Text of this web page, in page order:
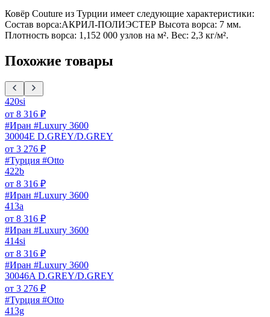
Ковёр Couture из Турции имеет следующие характеристики:
Состав ворса:АКРИЛ-ПОЛИЭСТЕР Высота ворса: 7 мм.
Плотность ворса: 1,152 000 узлов на м². Вес: 2,3 кг/м².
Похожие товары
420si
от 8 316 ₽
#Иран #Luxury 3600
30004E D.GREY/D.GREY
от 3 276 ₽
#Турция #Otto
422b
от 8 316 ₽
#Иран #Luxury 3600
413a
от 8 316 ₽
#Иран #Luxury 3600
414si
от 8 316 ₽
#Иран #Luxury 3600
30046A D.GREY/D.GREY
от 3 276 ₽
#Турция #Otto
413g